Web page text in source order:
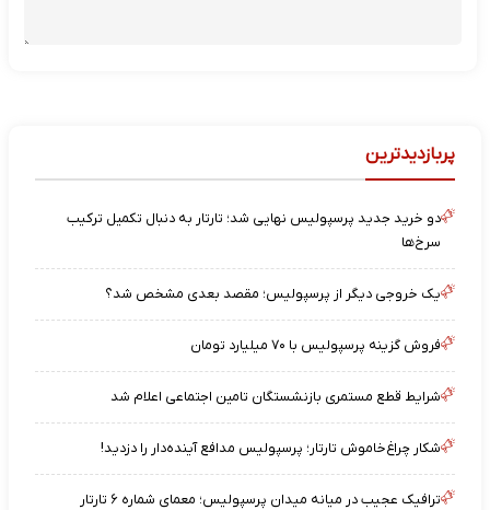
پربازدیدترین
دو خرید جدید پرسپولیس نهایی شد؛ تارتار به دنبال تکمیل ترکیب
سرخ‌ها
یک خروجی دیگر از پرسپولیس؛ مقصد بعدی مشخص شد؟
فروش گزینه پرسپولیس با ۷۰ میلیارد تومان
شرایط قطع مستمری بازنشستگان تامین اجتماعی اعلام شد
شکار چراغ‌خاموش تارتار؛ پرسپولیس مدافع آینده‌دار را دزدید!
ترافیک عجیب در میانه میدان پرسپولیس؛ معمای شماره ۶ تارتار